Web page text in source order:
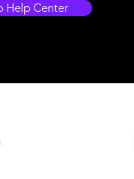
Help Center